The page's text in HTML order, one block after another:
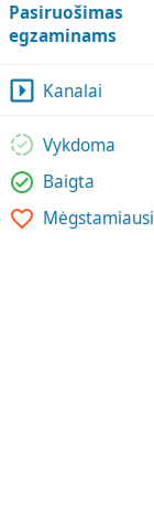
Pasiruošimas
egzaminams
Kanalai
Vykdoma
Baigta
Mėgstamiausi